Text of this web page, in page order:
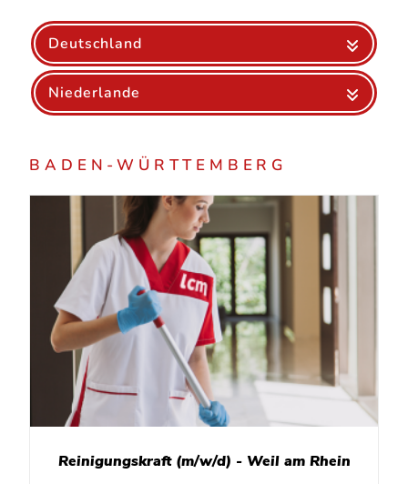
Deutschland
Niederlande
BADEN-WÜRTTEMBERG
Reinigungskraft (m/w/d) - Weil am Rhein